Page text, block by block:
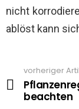
nicht
ablöst kann
more
vorheriger
beachten